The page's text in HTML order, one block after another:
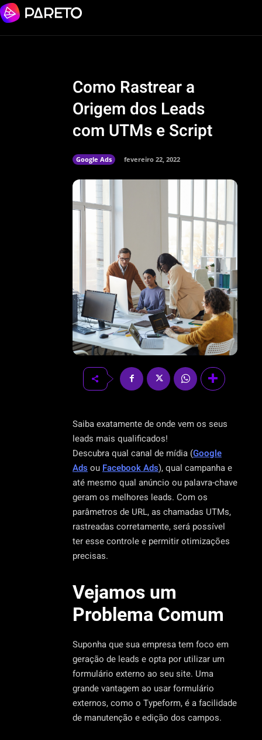
Como Rastrear a
Origem dos Leads
com UTMs e Script
Google Ads fevereiro 22, 2022
Saiba exatamente de onde vem os seus
leads mais qualificados!
Descubra qual canal de mídia (Google
Ads ou Facebook Ads), qual campanha e
até mesmo qual anúncio ou palavra-chave
geram os melhores leads. Com os
parâmetros de URL, as chamadas UTMs,
rastreadas corretamente, será possível
ter esse controle e permitir otimizações
precisas.
Vejamos um
Problema Comum
Suponha que sua empresa tem foco em
geração de leads e opta por utilizar um
formulário externo ao seu site. Uma
grande vantagem ao usar formulário
externos, como o Typeform, é a facilidade
de manutenção e edição dos campos.